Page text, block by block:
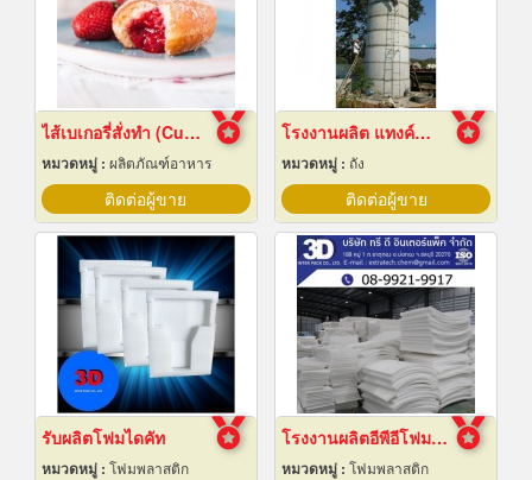
ไส้เบเกอรี่สั่งทำ (Custom bakery fillings)
หมวดหมู่ : ผลิตภัณฑ์อาหาร
ติดต่อผู้ขาย
โรงงานผลิต แทงค์น้ำคอนกรีตสำเร็จรูป
หมวดหมู่ : ถัง
ติดต่อผู้ขาย
รับผลิตโฟมไดคัท
หมวดหมู่ : โฟมพลาสติก
โรงงานผลิตอีพีอีโฟมชลบุรี
หมวดหมู่ : โฟมพลาสติก